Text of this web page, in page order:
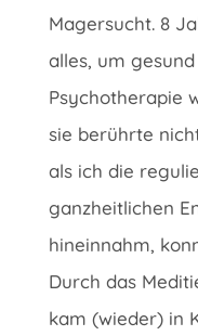
Magersucht. 8
alles, um
Psychotherapie
sie berührte
als ich die
ganzheitlichen
hineinnahm,
Durch das
kam (wieder) in